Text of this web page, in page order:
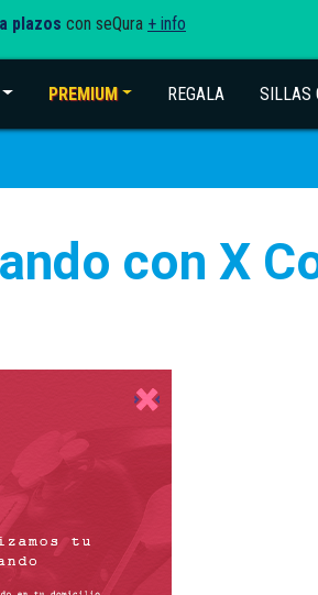
plazos con seQura + info
(current)PREMIUM REGALA SILLAS
con X